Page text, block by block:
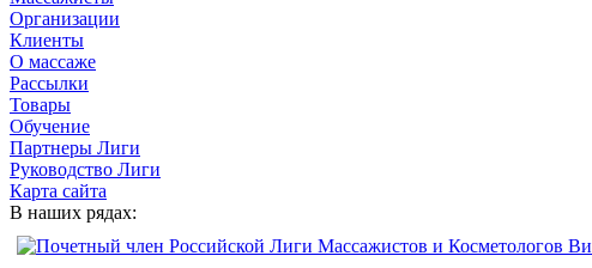
Организации
Клиенты
О массаже
Рассылки
Товары
Обучение
Партнеры Лиги
Руководство Лиги
Карта сайта
В наших рядах: